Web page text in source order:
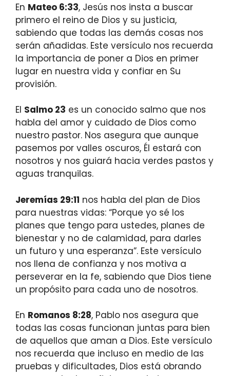
En Mateo 6:33, Jesús nos insta a buscar
primero el reino de Dios y su justicia,
sabiendo que todas las demás cosas nos
serán añadidas. Este versículo nos recuerda
la importancia de poner a Dios en primer
lugar en nuestra vida y confiar en Su
provisión.
El Salmo 23 es un conocido salmo que nos
habla del amor y cuidado de Dios como
nuestro pastor. Nos asegura que aunque
pasemos por valles oscuros, Él estará con
nosotros y nos guiará hacia verdes pastos y
aguas tranquilas.
Jeremías 29:11 nos habla del plan de Dios
para nuestras vidas: “Porque yo sé los
planes que tengo para ustedes, planes de
bienestar y no de calamidad, para darles
un futuro y una esperanza”. Este versículo
nos llena de confianza y nos motiva a
perseverar en la fe, sabiendo que Dios tiene
un propósito para cada uno de nosotros.
En Romanos 8:28, Pablo nos asegura que
todas las cosas funcionan juntas para bien
de aquellos que aman a Dios. Este versículo
nos recuerda que incluso en medio de las
pruebas y dificultades, Dios está obrando